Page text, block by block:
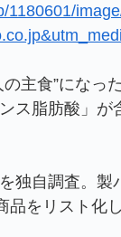
1180601/
主食”になっ
ス脂肪酸」
独自調査。製
品をリスト化